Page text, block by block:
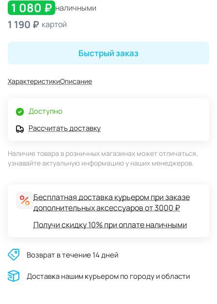
1 080 ₽ наличными
1 190 ₽ картой
Быстрый заказ
ХарактеристикиОписание
Доступно
Рассчитать доставку
Наличие товара в розничных магазинах может отличаться,
узнавайте актуальную информацию у наших менеджеров.
Бесплатная доставка курьером при заказе
дополнительных аксессуаров от 3000 ₽
Получи скидку 10% при оплате наличными
Возврат в течение 14 дней
Доставĸа нашим ĸурьером по городу и области